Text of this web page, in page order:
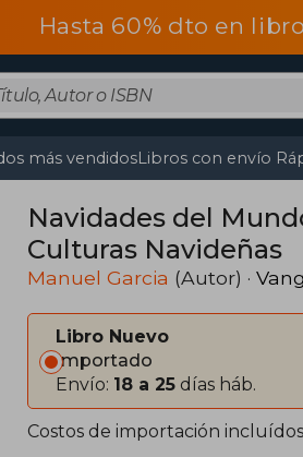
Hasta 60% dto en
más vendidosLibros con envío
Navidades del
Culturas Navideñas
Manuel Garcia (Autor) ·
Libro Nuevo
Importado
Envío: 18 a 25 días háb.
Costos de importación